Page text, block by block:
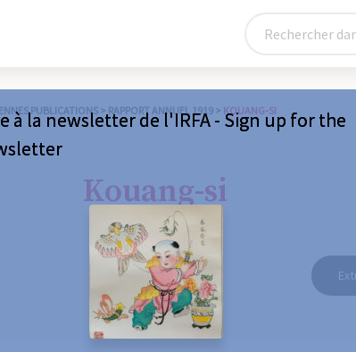
PUBLICATIONS> RAPPORT ANNUEL 1919 > KOUANG-SI
Kouang-si
à la newsletter de l'IRFA - Sign up for the